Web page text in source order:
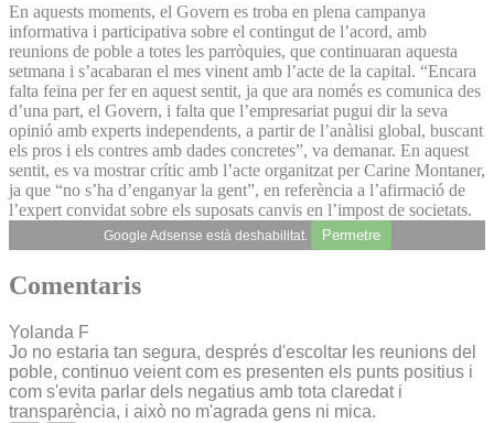
En aquests moments, el Govern es troba en plena campanya
informativa i participativa sobre el contingut de l’acord, amb
reunions de poble a totes les parròquies, que continuaran aquesta
setmana i s’acabaran el mes vinent amb l’acte de la capital. “Encara
falta feina per fer en aquest sentit, ja que ara només es comunica des
d’una part, el Govern, i falta que l’empresariat pugui dir la seva
opinió amb experts independents, a partir de l’anàlisi global, buscant
els pros i els contres amb dades concretes”, va demanar. En aquest
sentit, es va mostrar crític amb l’acte organitzat per Carine Montaner,
ja que “no s’ha d’enganyar la gent”, en referència a l’afirmació de
l’expert convidat sobre els suposats canvis en l’impost de societats.
Google Adsense està deshabilitat. Permetre
Comentaris
Yolanda F
Jo no estaria tan segura, després d'escoltar les reunions del
poble, continuo veient com es presenten els punts positius i
com s'evita parlar dels negatius amb tota claredat i
transparència, i això no m'agrada gens ni mica.